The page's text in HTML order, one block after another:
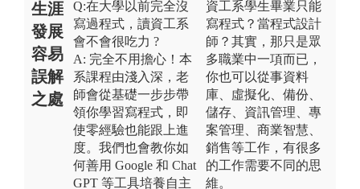
生涯
發展
容易
誤解
之處
Q:在大學以前完全沒
寫過程式，讀資工系
會不會很吃力 ?
A: 完全不用擔心！本
系課程由淺入深，老
師會從基礎一步步帶
領你學習寫程式，即
使零經驗也能跟上進
度。我們也會教你如
何善用 Google 和 Chat
GPT 等工具培養自主
資工系學生畢業只能
寫程式？當程式設計
師？其實，那只是眾
多職業中一項而已，
你也可以從事資料
庫、虛擬化、備份、
儲存、資訊管理、專
案管理、商業智慧、
銷售等工作，有很多
的工作需要不同的思
維。